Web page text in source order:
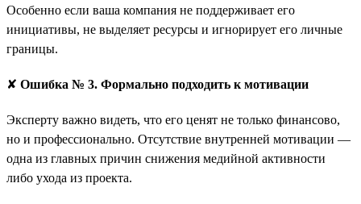
Особенно если ваша компания не поддерживает его
инициативы, не выделяет ресурсы и игнорирует его личные
границы.
✘ Ошибка № 3. Формально подходить к мотивации
Эксперту важно видеть, что его ценят не только финансово,
но и профессионально. Отсутствие внутренней мотивации —
одна из главных причин снижения медийной активности
либо ухода из проекта.